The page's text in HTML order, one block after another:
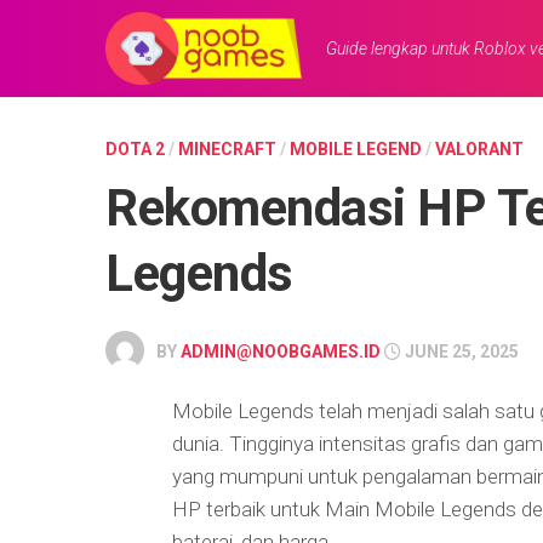
Guide lengkap untuk Roblox
DOTA 2 / MINECRAFT / MOBILE LEGEND /VALORANT
Rekomendasi HP
Legends
BYADMIN@NOOBGAMES.ID JUNE 25, 2025
Mobile Legends telah menjadi salah
dunia. Tingginya intensitas grafis dan
yang mumpuni untuk pengalaman
HP terbaik untuk Main Mobile Legends